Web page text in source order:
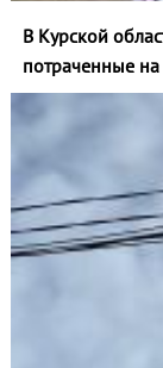
В Курской
потраченные на